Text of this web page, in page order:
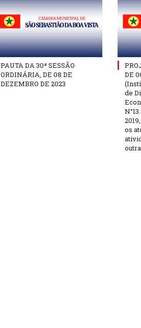
PAUTA DA 30ª SESSÃO
ORDINÁRIA, DE 08 DE
DEZEMBRO DE 2023
DE
de
os